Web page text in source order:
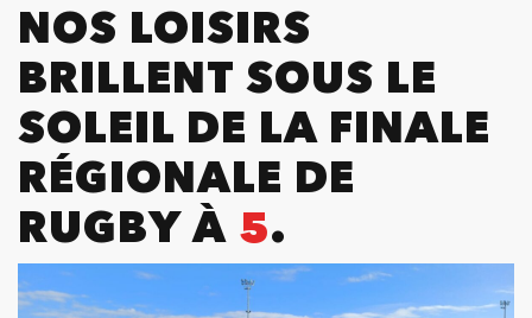
NOS LOISIRS
BRILLENT SOUS LE
SOLEIL DE LA FINALE
RÉGIONALE DE
RUGBY À 5